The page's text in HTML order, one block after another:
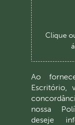
Clique
Ao
Escritório,
nossa
deseje